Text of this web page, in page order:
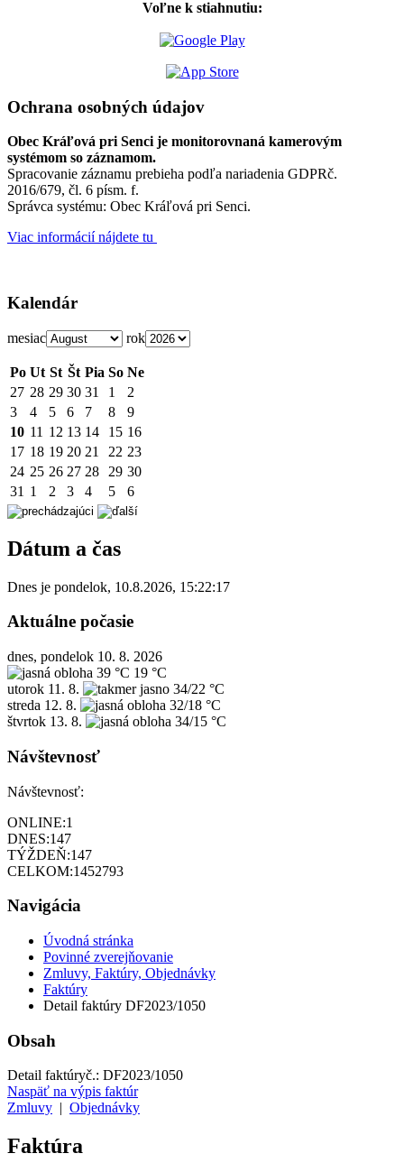
Voľne k stiahnutiu:
Ochrana osobných údajov
Obec Kráľová pri Senci je monitorovnaná kamerovým
systémom so záznamom.
Spracovanie záznamu prebieha podľa nariadenia GDPRč.
2016/679, čl. 6 písm. f.
Správca systému: Obec Kráľová pri Senci.
Viac informácií nájdete tu
Kalendár
mesiac rok
Po Ut St Št Pia So Ne
27 28 29 30 31 1
2
3
4 5 6 7 8
9
10 11 12 13 14 15 16
17 18 19 20 21 22 23
24 25 26 27 28 29 30
31 1 2 3 4 5 6
Dátum a čas
Dnes je pondelok, 10.8.2026, 15:22:17
Aktuálne počasie
dnes, pondelok 10. 8. 2026
39 °C 19 °C
utorok 11. 8.
34/22 °C
streda 12. 8.
32/18 °C
štvrtok 13. 8. 34/15 °C
Návštevnosť
Návštevnosť:
ONLINE:1
DNES:147
TÝŽDEŇ:147
CELKOM:1452793
Navigácia
Úvodná stránka
Povinné zverejňovanie
Zmluvy, Faktúry, Objednávky
Faktúry
Detail faktúry DF2023/1050
Obsah
Detail faktúryč.: DF2023/1050
Naspäť na výpis faktúr
Zmluvy
Objednávky
Faktúra